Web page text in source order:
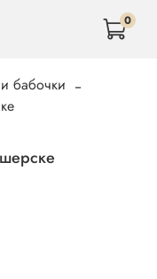
0
и бабочки